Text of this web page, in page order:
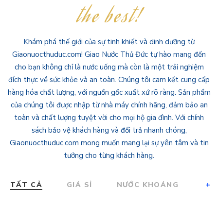
the best!
Khám phá thế giới của sự tinh khiết và dinh dưỡng từ
Giaonuocthuduc.com! Giao Nước Thủ Đức tự hào mang đến
cho bạn không chỉ là nước uống mà còn là một trải nghiệm
đích thực về sức khỏe và an toàn. Chúng tôi cam kết cung cấp
hàng hóa chất lượng, với nguồn gốc xuất xứ rõ ràng. Sản phẩm
của chúng tôi được nhập từ nhà máy chính hãng, đảm bảo an
toàn và chất lượng tuyệt vời cho mọi hộ gia đình. Với chính
sách bảo vệ khách hàng và đổi trả nhanh chóng,
Giaonuocthuduc.com mong muốn mang lại sự yên tâm và tin
tưởng cho từng khách hàng.
TẤT CẢ GIÁ SỈ NƯỚC KHOÁNG +